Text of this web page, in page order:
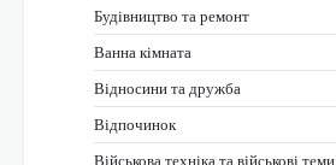
Будівництво та ремонт
Ванна кімната
Відносини та дружба
Відпочинок